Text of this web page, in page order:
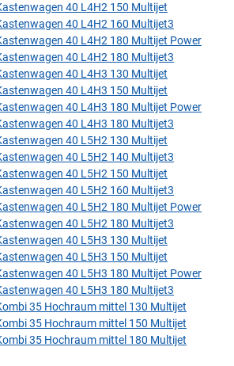
40 L4H2 150 Multijet
40 L4H2 160 Multijet3
40 L4H2 180 Multijet Power
40 L4H2 180 Multijet3
40 L4H3 130 Multijet
40 L4H3 150 Multijet
40 L4H3 180 Multijet Power
40 L4H3 180 Multijet3
40 L5H2 130 Multijet
40 L5H2 140 Multijet3
40 L5H2 150 Multijet
40 L5H2 160 Multijet3
40 L5H2 180 Multijet Power
40 L5H2 180 Multijet3
40 L5H3 130 Multijet
40 L5H3 150 Multijet
40 L5H3 180 Multijet Power
40 L5H3 180 Multijet3
35 Hochraum mittel 130 Multijet
35 Hochraum mittel 150 Multijet
35 Hochraum mittel 180 Multijet